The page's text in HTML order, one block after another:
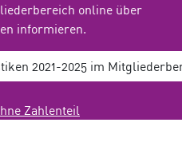
online über
informieren.
2021-2025 im
Zahlenteil